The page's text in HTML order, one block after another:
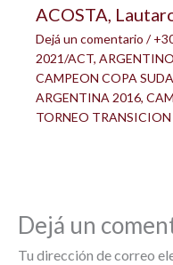
ACOSTA,
Dejá un comentario /
2021/ACT, ARGENTINO
CAMPEON COPA
ARGENTINA 2016,
TORNEO
Dejá un
Tu dirección de correo